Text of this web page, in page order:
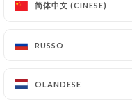
简体中文 (CINESE)
RUSSO
OLANDESE
简体中文 (CINESE)
RUSSO
OLANDESE